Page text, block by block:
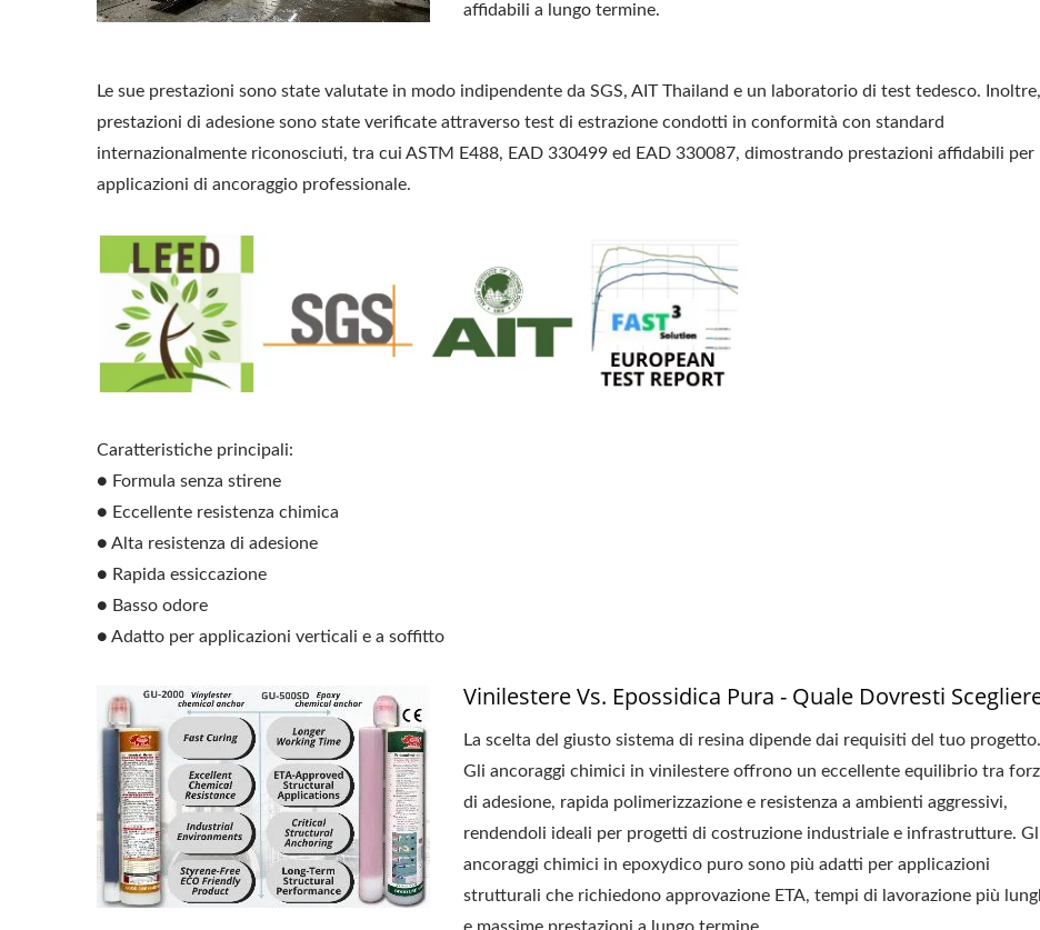
affidabili a lungo termine.
Le sue prestazioni sono state valutate in modo indipendente da SGS, AIT Thailand e un laboratorio di test tedesco.
prestazioni di adesione sono state verificate attraverso test di estrazione condotti in conformità con standard
internazionalmente riconosciuti, tra cui ASTM E488, EAD 330499 ed EAD 330087, dimostrando prestazioni affidabili per
applicazioni di ancoraggio professionale.
Caratteristiche principali:
● Formula senza stirene
● Eccellente resistenza chimica
● Alta resistenza di adesione
● Rapida essiccazione
● Basso odore
● Adatto per applicazioni verticali e a soffitto
Vinilestere Vs. Epossidica Pura - Quale Dovresti
La scelta del giusto sistema di resina dipende dai requisiti del tuo progetto.
Gli ancoraggi chimici in vinilestere offrono un eccellente equilibrio tra
di adesione, rapida polimerizzazione e resistenza a ambienti aggressivi,
rendendoli ideali per progetti di costruzione industriale e infrastrutture.
ancoraggi chimici in epoxydico puro sono più adatti per applicazioni
strutturali che richiedono approvazione ETA, tempi di lavorazione più